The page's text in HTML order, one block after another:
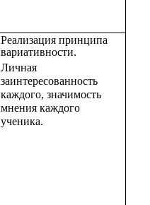
Реализация принципа
вариативности.
Личная
заинтересованность
каждого, значимость
мнения каждого
ученика.